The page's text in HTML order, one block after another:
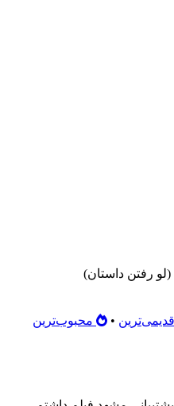
رفتن داستان)
• محبوب‌ترین